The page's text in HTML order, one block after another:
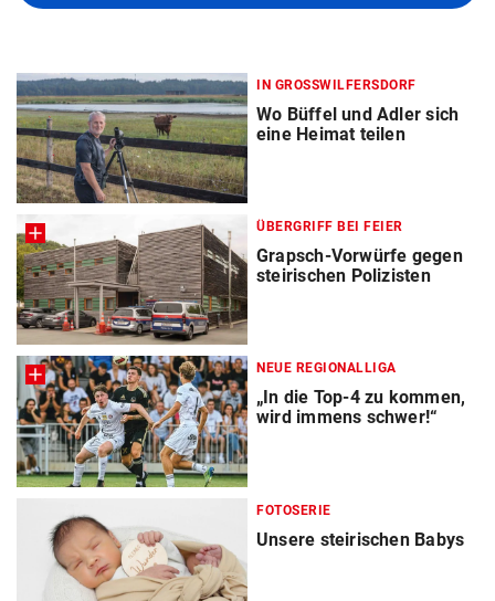
IN GROSSWILFERSDORF
Wo Büffel und Adler sich
eine Heimat teilen
ÜBERGRIFF BEI FEIER
Grapsch-Vorwürfe gegen
steirischen Polizisten
NEUE REGIONALLIGA
„In die Top-4 zu kommen,
wird immens schwer!“
FOTOSERIE
Unsere steirischen Babys